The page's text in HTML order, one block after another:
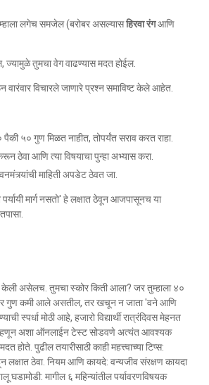
लगेच समजेल (बरोबर असल्यासहिरवा रंगआणि
ज्यामुळे तुमचा वेग वाढण्यास मदत होईल.
वारंवार विचारले जाणारे प्रश्न समाविष्ट केले आहेत.
५० गुण मिळत नाहीत, तोपर्यंत सराव करत राहा.
ठेवा आणि त्या विषयाचा पुन्हा अभ्यास करा.
माहिती अपडेट ठेवत जा.
मार्ग नसतो' हे लक्षात ठेवून आजपासूनच या
केली असेलच. तुमचा स्कोर किती आला? जर तुम्हाला ४०
गुण कमी आले असतील, तर खचून न जाता 'वने आणि
स्पर्धा मोठी आहे, हजारो विद्यार्थी रात्रंदिवस मेहनत
म्हणून अशा ऑनलाईन टेस्ट सोडवणे अत्यंत आवश्यक
पुढील तयारीसाठी काही महत्त्वाच्या टिप्स:
लक्षात ठेवा. नियम आणि कायदे: वन्यजीव संरक्षण कायदा
मागील ६ महिन्यांतील पर्यावरणविषयक